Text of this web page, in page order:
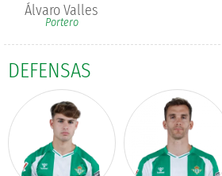
Álvaro Valles
Portero
DEFENSAS